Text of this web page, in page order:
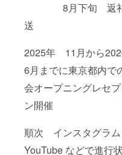
8月下旬 返礼
送
2025年 11月から
6月までに東京都内で
会オープニングレセプ
ン開催
順次 インスタグラ
YouTube などで進行